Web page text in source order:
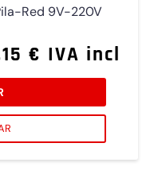
Red 9V-220V
€ IVA incl